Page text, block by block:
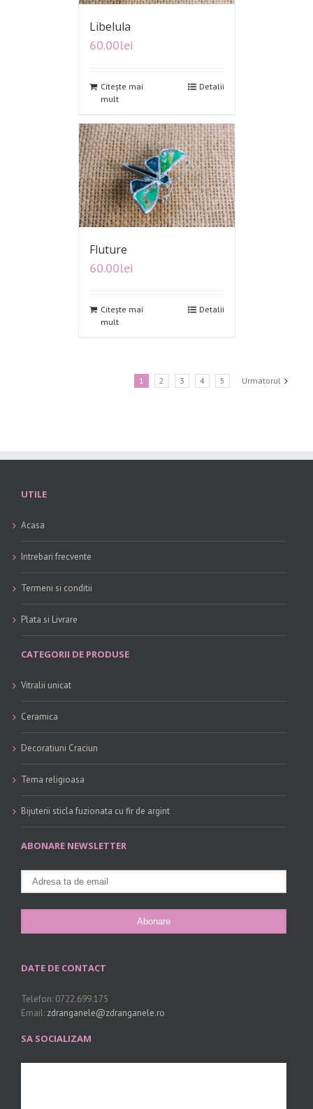
Libelula
60.00lei
Citește mai
mult
Detalii
Fluture
60.00lei
Citește mai
mult
Detalii
1 2 3 4 5 Urmatorul
UTILE
Acasa
Intrebari frecvente
Termeni si conditii
Plata si Livrare
CATEGORII DE PRODUSE
Vitralii unicat
Ceramica
Decoratiuni Craciun
Tema religioasa
Bijuterii sticla fuzionata cu fir de argint
ABONARE NEWSLETTER
DATE DE CONTACT
Telefon: 0722.699.175
Email: zdranganele@zdranganele.ro
SA SOCIALIZAM